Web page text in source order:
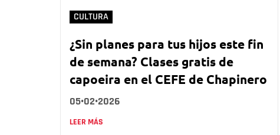
CULTURA
¿Sin planes para tus hijos este fin
de semana? Clases gratis de
capoeira en el CEFE de Chapinero
05•02•2026
LEER MÁS